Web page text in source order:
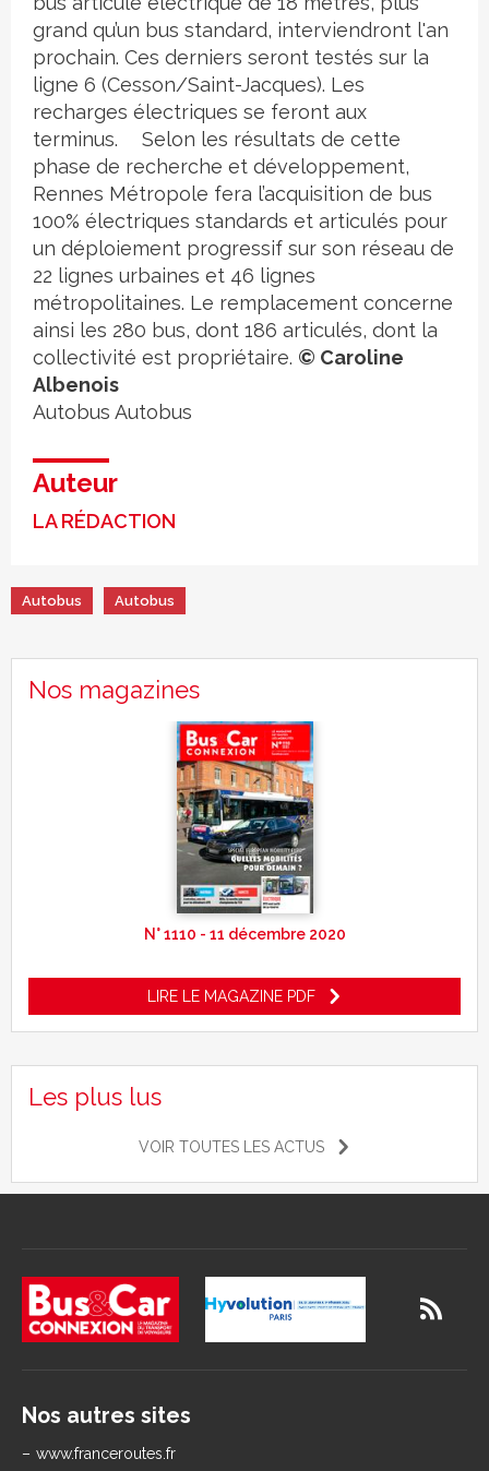
grand qu’un bus standard, interviendront l'an
prochain. Ces derniers seront testés sur la
ligne 6 (Cesson/Saint-Jacques). Les
recharges électriques se feront aux
terminus. Selon les résultats de cette
phase de recherche et développement,
Rennes Métropole fera l’acquisition de bus
100% électriques standards et articulés pour
un déploiement progressif sur son réseau de
22 lignes urbaines et 46 lignes
métropolitaines. Le remplacement concerne
ainsi les 280 bus, dont 186 articulés, dont la
collectivité est propriétaire. © Caroline
Albenois
Autobus Autobus
Auteur
LA RÉDACTION
Autobus Autobus
Nos magazines
N° 1110 - 11 décembre 2020
LIRE LE MAGAZINE PDF
Les plus lus
VOIR TOUTES LES ACTUS
Nos autres sites
www.franceroutes.fr